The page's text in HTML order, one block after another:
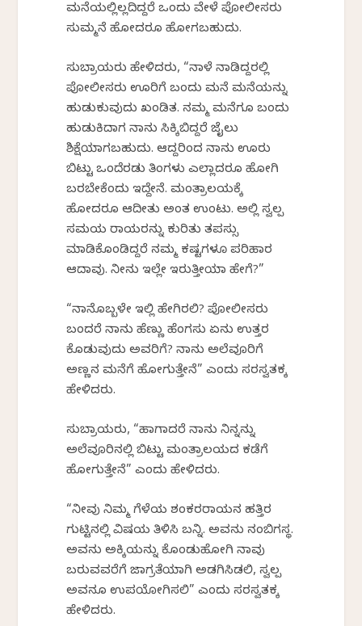
ಮನೆಯಲ್ಲಿಲ್ಲದಿದ್ದರೆ ಒಂದು ವೇಳೆ ಪೋಲೀಸರು
ಸುಮ್ಮನೆ ಹೋದರೂ ಹೋಗಬಹುದು.
ಸುಬ್ರಾಯರು ಹೇಳಿದರು, “ನಾಳೆ ನಾಡಿದ್ದರಲ್ಲಿ
ಪೋಲೀಸರು ಊರಿಗೆ ಬಂದು ಮನೆ ಮನೆಯನ್ನು
ಹುಡುಕುವುದು ಖಂಡಿತ. ನಮ್ಮ ಮನೆಗೂ ಬಂದು
ಹುಡುಕಿದಾಗ ನಾನು ಸಿಕ್ಕಿಬಿದ್ದರೆ ಜೈಲು
ಶಿಕ್ಷೆಯಾಗಬಹುದು. ಆದ್ದರಿಂದ ನಾನು ಊರು
ಬಿಟ್ಟು ಒಂದೆರಡು ತಿಂಗಳು ಎಲ್ಲಾದರೂ ಹೋಗಿ
ಬರಬೇಕೆಂದು ಇದ್ದೇನೆ. ಮಂತ್ರಾಲಯಕ್ಕೆ
ಹೋದರೂ ಆದೀತು ಅಂತ ಉಂಟು. ಅಲ್ಲಿ ಸ್ವಲ್ಪ
ಸಮಯ ರಾಯರನ್ನು ಕುರಿತು ತಪಸ್ಸು
ಮಾಡಿಕೊಂಡಿದ್ದರೆ ನಮ್ಮ ಕಷ್ಟಗಳೂ ಪರಿಹಾರ
ಆದಾವು. ನೀನು ಇಲ್ಲೇ ಇರುತ್ತೀಯಾ ಹೇಗೆ?”
“ನಾನೊಬ್ಬಳೇ ಇಲ್ಲಿ ಹೇಗಿರಲಿ? ಪೋಲೀಸರು
ಬಂದರೆ ನಾನು ಹೆಣ್ಣು ಹೆಂಗಸು ಏನು ಉತ್ತರ
ಕೊಡುವುದು ಅವರಿಗೆ? ನಾನು ಅಲೆವೂರಿಗೆ
ಅಣ್ಣನ ಮನೆಗೆ ಹೋಗುತ್ತೇನೆ” ಎಂದು ಸರಸ್ವತಕ್ಕ
ಹೇಳಿದರು.
ಸುಬ್ರಾಯರು, “ಹಾಗಾದರೆ ನಾನು ನಿನ್ನನ್ನು
ಅಲೆವೂರಿನಲ್ಲಿ ಬಿಟ್ಟು ಮಂತ್ರಾಲಯದ ಕಡೆಗೆ
ಹೋಗುತ್ತೇನೆ” ಎಂದು ಹೇಳಿದರು.
“ನೀವು ನಿಮ್ಮ ಗೆಳೆಯ ಶಂಕರರಾಯನ ಹತ್ತಿರ
ಗುಟ್ಟಿನಲ್ಲಿ ವಿಷಯ ತಿಳಿಸಿ ಬನ್ನಿ. ಅವನು ನಂಬಿಗಸ್ಥ.
ಅವನು ಅಕ್ಕಿಯನ್ನು ಕೊಂಡುಹೋಗಿ ನಾವು
ಬರುವವರೆಗೆ ಜಾಗ್ರತೆಯಾಗಿ ಅಡಗಿಸಿಡಲಿ, ಸ್ವಲ್ಪ
ಅವನೂ ಉಪಯೋಗಿಸಲಿ” ಎಂದು ಸರಸ್ವತಕ್ಕ
ಹೇಳಿದರು.